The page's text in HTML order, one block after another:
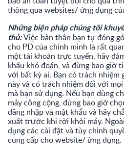
thông qua websites/ ứng dụng
Những biện pháp chúng tôi
thủ:Việc bản thân bạn tự đóng
cho PD của chính mình là rất
một tài khoản trực tuyến, hãy
khẩu khó đoán, và đừng bao giờ
với bất kỳ ai. Bạn có trách nhiệm
này và có trách nhiệm đối với
mà bạn sử dụng. Nếu bạn dùng
máy công cộng, đừng bao giờ
đăng nhập và mật khẩu và hãy
xuất trước khi rời khỏi máy.
dụng các cài đặt và tùy chỉnh
cung cấp cho website/ ứng dụng.